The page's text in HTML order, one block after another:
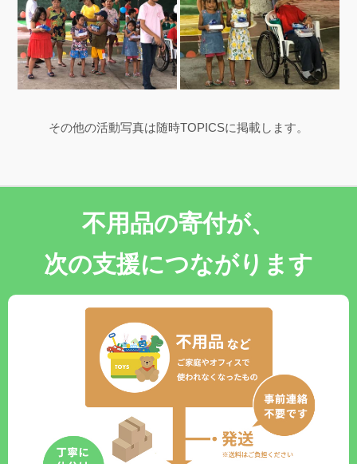
その他の活動写真は随時TOPICSに掲載します。
不用品の寄付が、
次の支援につながります